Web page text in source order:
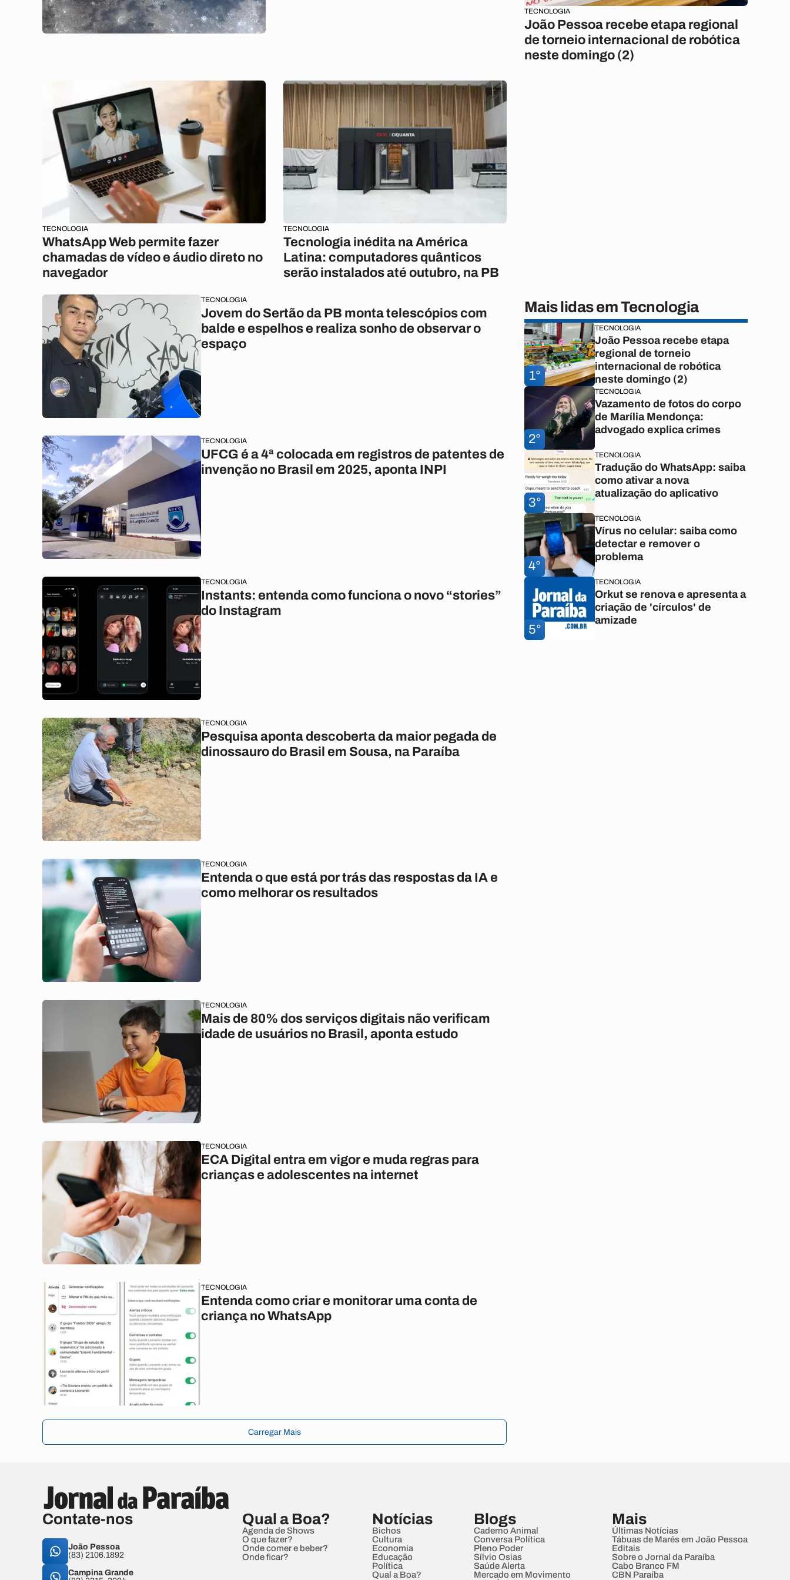
TECNOLOGIA
João Pessoa recebe etapa regional
de torneio internacional de robótica
neste domingo (2)
TECNOLOGIA
WhatsApp Web permite fazer
chamadas de vídeo e áudio direto no
navegador
TECNOLOGIA
Tecnologia inédita na América
Latina: computadores quânticos
serão instalados até outubro, na PB
TECNOLOGIA
Jovem do Sertão da PB monta telescópios com
balde e espelhos e realiza sonho de observar o
espaço
Mais lidas em Tecnologia
1°
TECNOLOGIA
João Pessoa recebe etapa
regional de torneio
internacional de robótica
neste domingo (2)
2°
TECNOLOGIA
Vazamento de fotos do corpo
de Marília Mendonça:
advogado explica crimes
3°
TECNOLOGIA
Tradução do WhatsApp: saiba
como ativar a nova
atualização do aplicativo
4°
TECNOLOGIA
Vírus no celular: saiba como
detectar e remover o
problema
5°
TECNOLOGIA
Orkut se renova e apresenta a
criação de 'círculos' de
amizade
TECNOLOGIA
UFCG é a 4ª colocada em registros de patentes de
invenção no Brasil em 2025, aponta INPI
TECNOLOGIA
Instants: entenda como funciona o novo “stories”
do Instagram
TECNOLOGIA
Pesquisa aponta descoberta da maior pegada de
dinossauro do Brasil em Sousa, na Paraíba
TECNOLOGIA
Entenda o que está por trás das respostas da IA e
como melhorar os resultados
TECNOLOGIA
Mais de 80% dos serviços digitais não verificam
idade de usuários no Brasil, aponta estudo
TECNOLOGIA
ECA Digital entra em vigor e muda regras para
crianças e adolescentes na internet
TECNOLOGIA
Entenda como criar e monitorar uma conta de
criança no WhatsApp
Carregar Mais
Contate-nos
João Pessoa
(83) 2106.1892
Campina Grande
Qual a Boa?
Agenda de Shows
O que fazer?
Onde comer e beber?
Onde ficar?
Notícias
Bichos
Cultura
Economia
Educação
Política
Qual a Boa?
Blogs
Caderno Animal
Conversa Política
Pleno Poder
Sílvio Osias
Saúde Alerta
Mercado em Movimento
Mais
Últimas Notícias
Tábuas de Marés em João Pessoa
Editais
Sobre o Jornal da Paraíba
Cabo Branco FM
CBN Paraíba